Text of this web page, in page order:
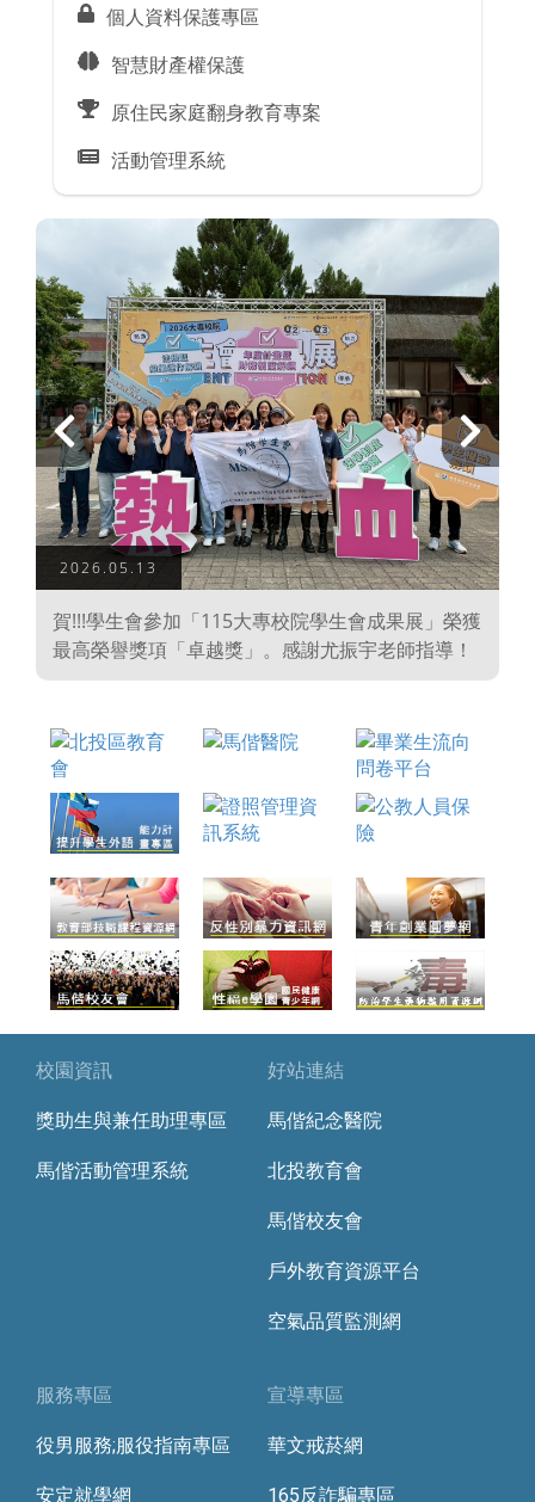
個人資料保護專區
智慧財產權保護
原住民家庭翻身教育專案
活動管理系統
2026.05.13
賀!!!學生會參加「115大專校院學生會成果展」榮獲
最高榮譽獎項「卓越獎」。感謝尤振宇老師指導！
上
一
頁
下
一
頁
校園資訊
獎助生與兼任助理專區
馬偕活動管理系統
好站連結
馬偕紀念醫院
北投教育會
馬偕校友會
戶外教育資源平台
空氣品質監測網
服務專區
役男服務;服役指南專區
安定就學網
宣導專區
華文戒菸網
165反詐騙專區